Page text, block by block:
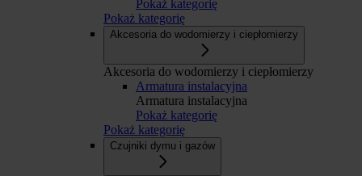
Pokaż kategorię
Pokaż kategorię
Akcesoria do wodomierzy i ciepłomierzy
Akcesoria do wodomierzy i ciepłomierzy
Armatura instalacyjna
Armatura instalacyjna
Pokaż kategorię
Pokaż kategorię
Czujniki dymu i gazów